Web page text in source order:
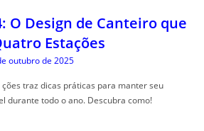
O Design de Canteiro que
Estações
outubro de 2025
traz dicas práticas para manter seu
durante todo o ano. Descubra como!